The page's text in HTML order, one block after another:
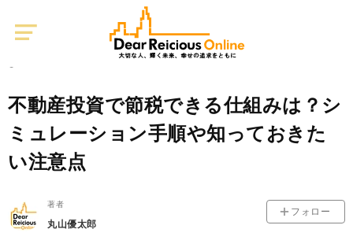
不動産投資
不動産投資で節税できる仕組みは？シ
ミュレーション手順や知っておきた
い注意点
著者
丸山優太郎
フォロー